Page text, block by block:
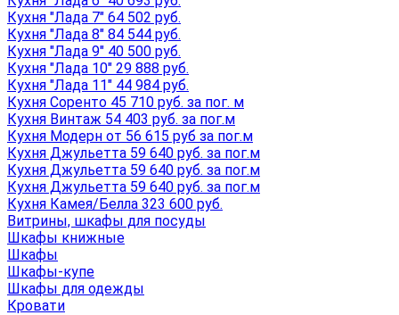
Кухня "Лада 7" 64 502 руб.
Кухня "Лада 8" 84 544 руб.
Кухня "Лада 9" 40 500 руб.
Кухня "Лада 10" 29 888 руб.
Кухня "Лада 11" 44 984 руб.
Кухня Соренто 45 710 руб. за пог. м
Кухня Винтаж 54 403 руб. за пог.м
Кухня Модерн от 56 615 руб за пог.м
Кухня Джульетта 59 640 руб. за пог.м
Кухня Джульетта 59 640 руб. за пог.м
Кухня Джульетта 59 640 руб. за пог.м
Кухня Камея/Белла 323 600 руб.
Витрины, шкафы для посуды
Шкафы книжные
Шкафы
Шкафы-купе
Шкафы для одежды
Кровати